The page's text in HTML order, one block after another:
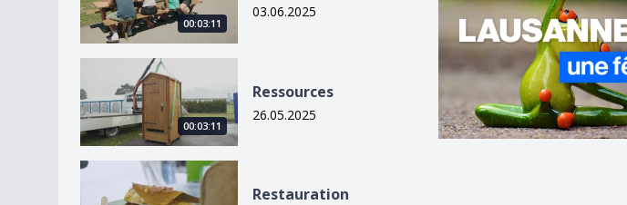
00:03:11
03.06.2025
Ressources
00:03:11
Ressources
26.05.2025
Restauration
Restauration